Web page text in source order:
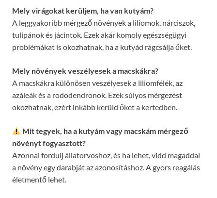
Mely virágokat kerüljem, ha van kutyám?
A leggyakoribb mérgező növények a liliomok, nárciszok,
tulipánok és jácintok. Ezek akár komoly egészségügyi
problémákat is okozhatnak, ha a kutyád rágcsálja őket.
Mely növények veszélyesek a macskákra?
A macskákra különösen veszélyesek a liliomfélék, az
azáleák és a rododendronok. Ezek súlyos mérgezést
okozhatnak, ezért inkább kerüld őket a kertedben.
Mit tegyek, ha a kutyám vagy macskám mérgező
növényt fogyasztott?
Azonnal fordulj állatorvoshoz, és ha lehet, vidd magaddal
a növény egy darabját az azonosításhoz. A gyors reagálás
életmentő lehet.